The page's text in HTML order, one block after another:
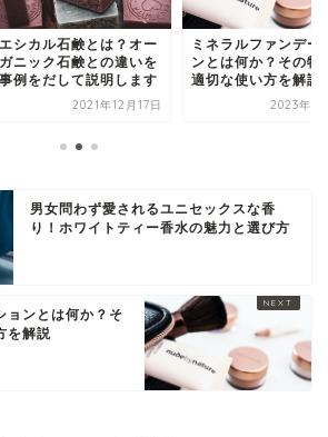
エシカル石鹸とは？オー
ガニック石鹸との違いを
事例をだして説明します
2021年12月17日
ミネラルファンデー
ンとは何か？その特
適切な使い方を解説
2023年6
男女問わず愛されるユニセックスな香
り！ホワイトティー香水の魅力と選び方
ョンとは何か？そ
を解説